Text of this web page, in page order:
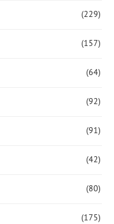
(229)
(157)
(64)
(92)
(91)
(42)
(80)
(175)